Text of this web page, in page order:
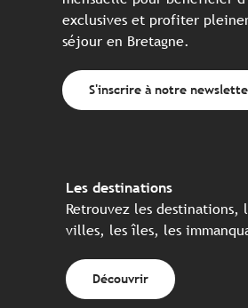
exclusives et profiter
séjour en Bretagne.
S'inscrire à notre
Les destinations
Retrouvez les destinations,
villes, les îles, les
Découvrir